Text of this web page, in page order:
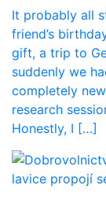
It probably all
friend’s
gift, a trip to
suddenly we
completely
research
Honestly, I […]